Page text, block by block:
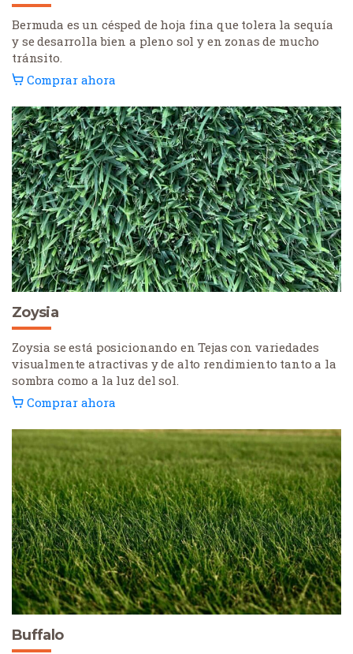
Bermuda es un césped de hoja fina que tolera la sequía
y se desarrolla bien a pleno sol y en zonas de mucho
tránsito.
Comprar ahora
Zoysia
Zoysia se está posicionando en Tejas con variedades
visualmente atractivas y de alto rendimiento tanto a la
sombra como a la luz del sol.
Comprar ahora
Buffalo